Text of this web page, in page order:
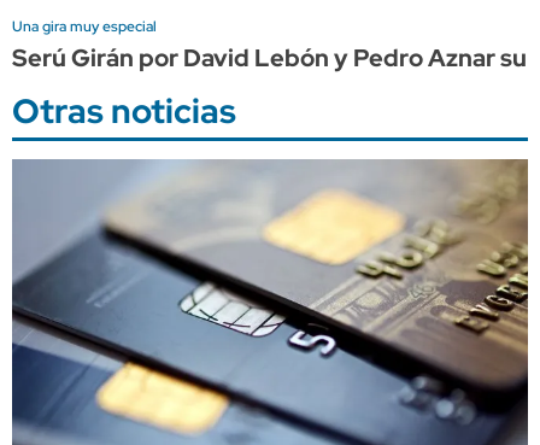
Una gira muy especial
Serú Girán por David Lebón y Pedro Aznar
Otras noticias